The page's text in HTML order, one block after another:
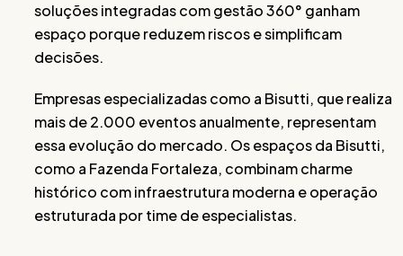
soluções integradas com gestão 360° ganham
espaço porque reduzem riscos e simplificam
decisões.
Empresas especializadas como a Bisutti, que realiza
mais de 2.000 eventos anualmente, representam
essa evolução do mercado. Os espaços da Bisutti,
como a Fazenda Fortaleza, combinam charme
histórico com infraestrutura moderna e operação
estruturada por time de especialistas.